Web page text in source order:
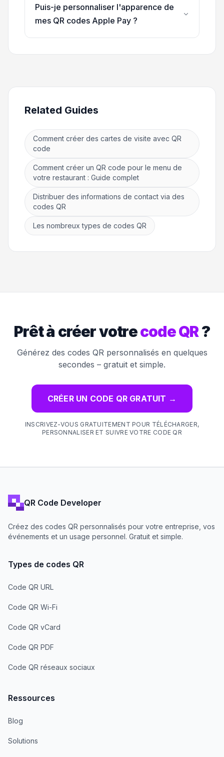
Puis-je personnaliser l'apparence de
mes QR codes Apple Pay ?
Related Guides
Comment créer des cartes de visite avec QR
code
Comment créer un QR code pour le menu de
votre restaurant : Guide complet
Distribuer des informations de contact via des
codes QR
Les nombreux types de codes QR
Prêt à créer votrecode QR?
Générez des codes QR personnalisés en quelques
secondes – gratuit et simple.
CRÉER UN CODE QR GRATUIT →
INSCRIVEZ-VOUS GRATUITEMENT POUR TÉLÉCHARGER,
PERSONNALISER ET SUIVRE VOTRE CODE QR
QR Code Developer
Créez des codes QR personnalisés pour votre entreprise, vos
événements et un usage personnel. Gratuit et simple.
Types de codes QR
Code QR URL
Code QR Wi-Fi
Code QR vCard
Code QR PDF
Code QR réseaux sociaux
Ressources
Blog
Solutions